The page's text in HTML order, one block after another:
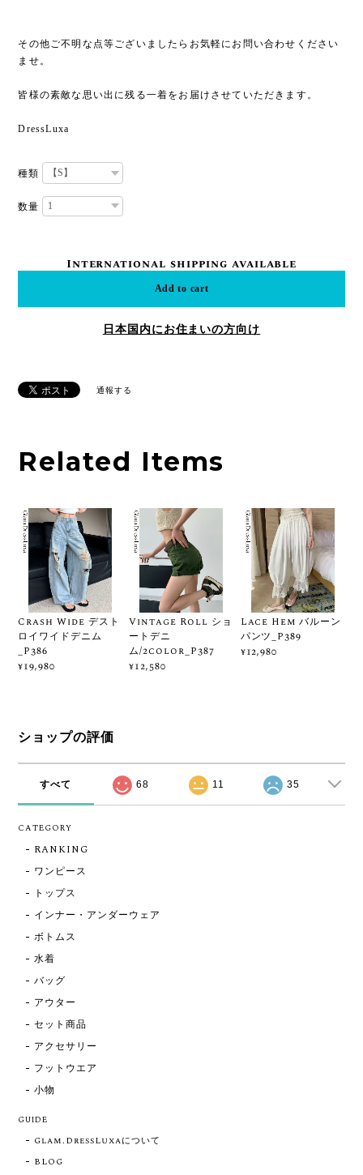
その他ご不明な点等ございましたらお気軽にお問い合わせください
ませ。
皆様の素敵な思い出に残る一着をお届けさせていただきます。
DressLuxa
種類
数量
International shipping available
Add to cart
日本国内にお住まいの方向け
通報する
Related Items
Crash Wide デスト
ロイワイドデニム
_P386
¥19,980
Vintage Roll ショ
ートデニ
ム/2color_P387
¥12,580
Lace Hem バルーン
パンツ_P389
¥12,980
ショップの評価
すべて 68 11 35
CATEGORY
RANKING
ワンピース
トップス
インナー・アンダーウェア
ボトムス
水着
バッグ
アウター
セット商品
アクセサリー
フットウエア
小物
GUIDE
Glam.DressLuxaについて
BLOG